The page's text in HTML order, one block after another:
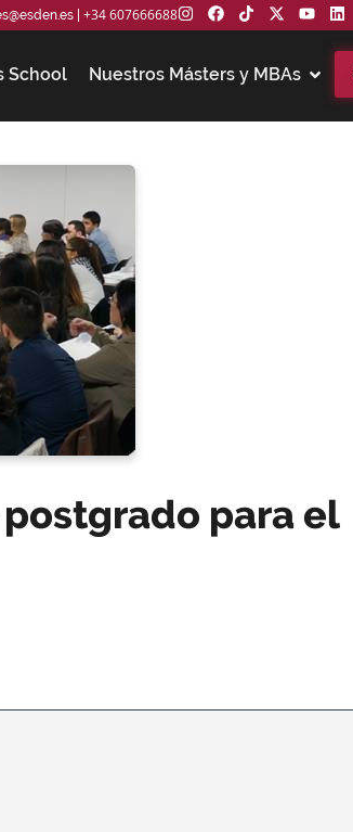
| +34 607666688
School Nuestros Másters y MBAs
para el